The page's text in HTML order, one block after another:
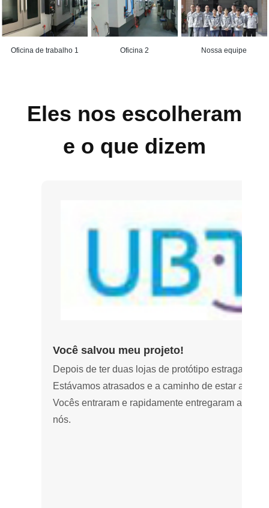
Oficina de trabalho 1 Oficina 2 Nossa equipe
Eles nos escolheram
e o que dizem
Você salvou meu projeto!
Depois de ter duas lojas de protótipo estragar
Estávamos atrasados ​​e a caminho de estar acima
Vocês entraram e rapidamente entregaram a
nós.